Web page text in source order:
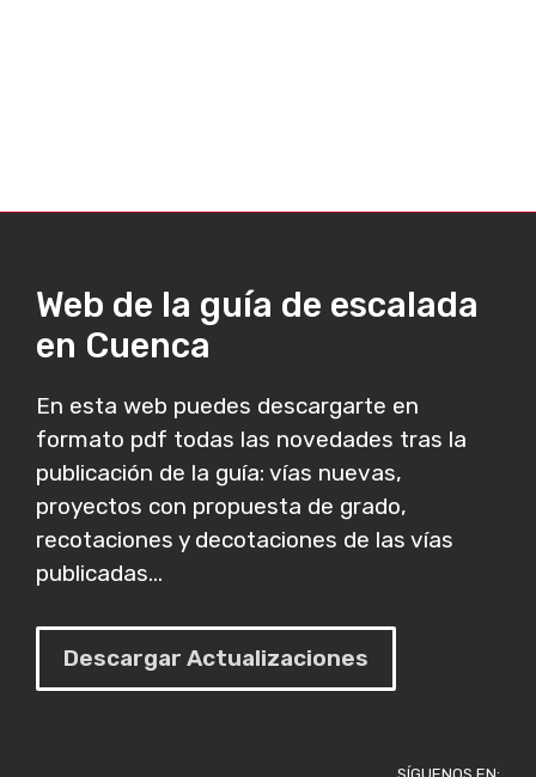
Web de la guía de escalada
en Cuenca
En esta web puedes descargarte en
formato pdf todas las novedades tras la
publicación de la guía: vías nuevas,
proyectos con propuesta de grado,
recotaciones y decotaciones de las vías
publicadas...
Descargar Actualizaciones